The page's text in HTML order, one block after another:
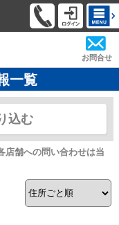
お問合せ
一覧
込む
店舗への問い合わせは当